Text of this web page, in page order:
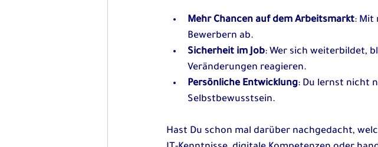
Mehr Chancen auf dem Arbeitsmarkt: Mit
Bewerbern ab.
Sicherheit im Job: Wer sich weiterbildet,
Veränderungen reagieren.
Persönliche Entwicklung: Du lernst nicht
Selbstbewusstsein.
Hast Du schon mal darüber nachgedacht,